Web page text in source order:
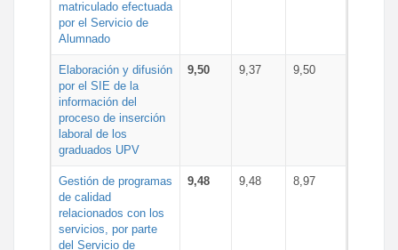
matriculado efectuada
por el Servicio de
Alumnado
Elaboración y difusión
por el SIE de la
información del
proceso de inserción
laboral de los
graduados UPV
9,50 9,37 9,50
Gestión de programas
de calidad
relacionados con los
servicios, por parte
del Servicio de
9,48 9,48 8,97